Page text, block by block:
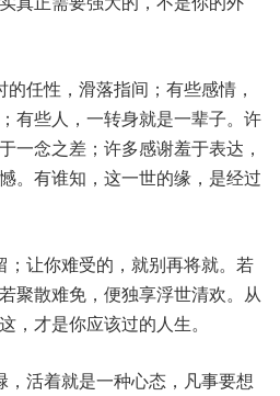
任性，滑落指间；有些感情，
有些人，一转身就是一辈子。许
一念之差；许多感谢羞于表达，
。有谁知，这一世的缘，是经过
让你难受的，就别再将就。若
聚散难免，便独享浮世清欢。从
，才是你应该过的人生。
活着就是一种心态，凡事要想